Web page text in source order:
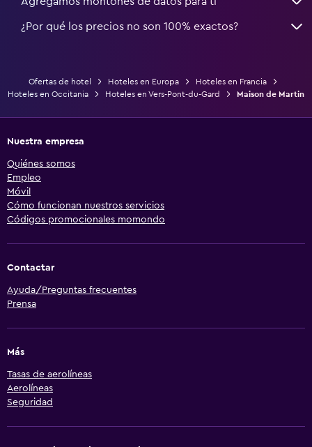
¿Por qué los precios no son 100% exactos?
Ofertas de hotel Hoteles en Europa
Hoteles en Francia
Hoteles en Occitania
Hoteles en Vers-Pont-du-Gard Maison de Martin
Nuestra empresa
Quiénes somos
Empleo
Móvil
Cómo funcionan nuestros servicios
Códigos promocionales momondo
Contactar
Ayuda/Preguntas frecuentes
Prensa
Más
Tasas de aerolíneas
Aerolíneas
Seguridad